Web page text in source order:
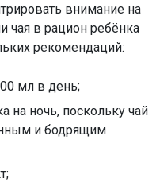
внимание на
чая в рацион ребёнка
рекомендаций:
мл в день;
на ночь, поскольку чай
и бодрящим